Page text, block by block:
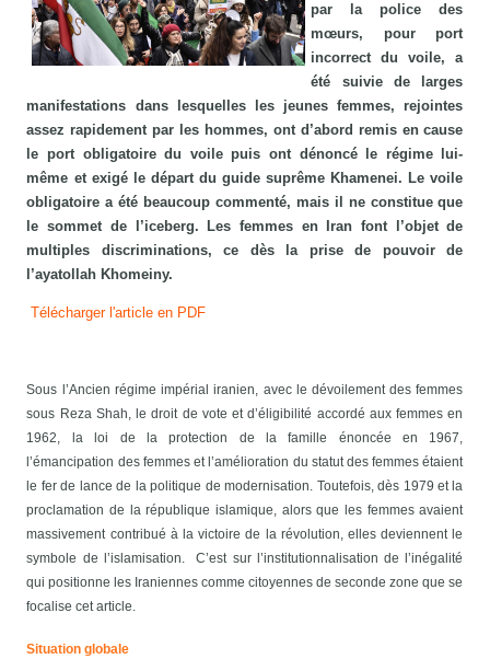
par la police des
mœurs, pour port
incorrect du voile, a
été suivie de larges
manifestations dans lesquelles les jeunes femmes, rejointes
assez rapidement par les hommes, ont d’abord remis en cause
le port obligatoire du voile puis ont dénoncé le régime lui-
même et exigé le départ du guide suprême Khamenei. Le voile
obligatoire a été beaucoup commenté, mais il ne constitue que
le sommet de l’iceberg. Les femmes en Iran font l’objet de
multiples discriminations, ce dès la prise de pouvoir de
l’ayatollah Khomeiny.
Télécharger l'article en PDF
Sous l’Ancien régime impérial iranien, avec le dévoilement des femmes
sous Reza Shah, le droit de vote et d’éligibilité accordé aux femmes en
1962, la loi de la protection de la famille énoncée en 1967,
l’émancipation des femmes et l’amélioration du statut des femmes étaient
le fer de lance de la politique de modernisation. Toutefois, dès 1979 et la
proclamation de la république islamique, alors que les femmes avaient
massivement contribué à la victoire de la révolution, elles deviennent le
symbole de l’islamisation. C’est sur l’institutionnalisation de l’inégalité
qui positionne les Iraniennes comme citoyennes de seconde zone que se
focalise cet article.
Situation globale